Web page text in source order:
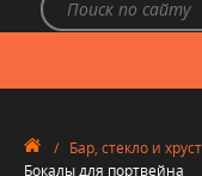
/ Бар, стекло и
Бокалы для портвейна